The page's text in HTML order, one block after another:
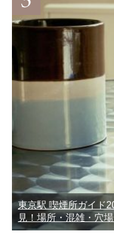
東京駅 喫煙所ガイド
見！場所・混雑・穴